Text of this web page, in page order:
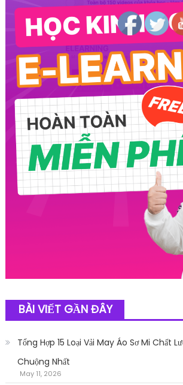
BÀI VIẾT GẦN ĐÂY
Tổng Hợp 15 Loại Vải May Áo Sơ Mi Chất
Chuộng Nhất
May 11, 2026